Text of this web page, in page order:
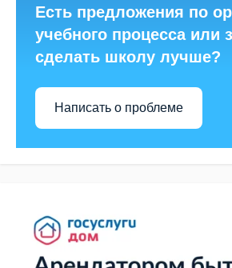
Есть предложения по
учебного процесса или
сделать школу лучше?
Написать о проблеме